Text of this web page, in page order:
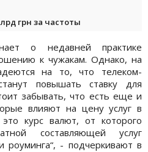
грн за частоты
о недавней практике
к чужакам. Однако, на
на то, что телеком-
повышать ставку для
забывать, что есть еще и
влияют на цену услуг в
курс валют, от которого
составляющей услуг
- подчеркивают в